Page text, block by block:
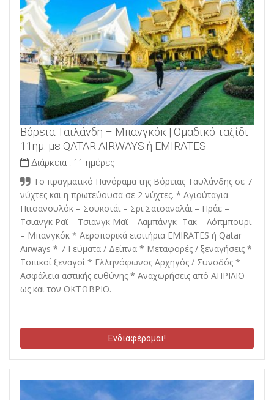
Βόρεια Ταϊλάνδη – Μπανγκόκ | Ομαδικό ταξίδι
11ημ. με QATAR AIRWAYS ή EMIRATES
Διάρκεια : 11 ημέρες
Το πραγματικό Πανόραμα της Βόρειας Ταϋλάνδης σε 7
νύχτες και η πρωτεύουσα σε 2 νύχτες. * Αγιούταγια –
Πιτσανουλόκ – Σουκοτάϊ – Σρι Σατσαναλάϊ – Πράε –
Τσιανγκ Ραϊ – Τσιανγκ Μαϊ – Λαμπάνγκ -Τακ – Λόπμπουρι
– Μπανγκόκ * Αεροπορικά εισιτήρια EMIRATES ή Qatar
Airways * 7 Γεύματα / Δείπνα * Μεταφορές / ξεναγήσεις *
Τοπικοί ξεναγοί * Ελληνόφωνος Αρχηγός / Συνοδός *
Ασφάλεια αστικής ευθύνης * Αναχωρήσεις από ΑΠΡΙΛΙΟ
ως και τον ΟΚΤΩΒΡΙΟ.
Ενδιαφέρομαι!